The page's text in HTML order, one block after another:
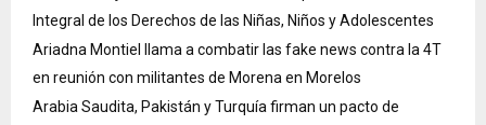
Integral de los Derechos de las Niñas, Niños y Adolescentes
Ariadna Montiel llama a combatir las fake news contra la 4T
en reunión con militantes de Morena en Morelos
Arabia Saudita, Pakistán y Turquía firman un pacto de